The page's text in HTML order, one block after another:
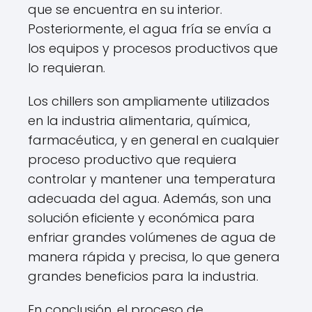
que se encuentra en su interior.
Posteriormente, el agua fría se envía a
los equipos y procesos productivos que
lo requieran.
Los chillers son ampliamente utilizados
en la industria alimentaria, química,
farmacéutica, y en general en cualquier
proceso productivo que requiera
controlar y mantener una temperatura
adecuada del agua. Además, son una
solución eficiente y económica para
enfriar grandes volúmenes de agua de
manera rápida y precisa, lo que genera
grandes beneficios para la industria.